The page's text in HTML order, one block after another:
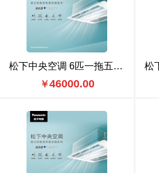
松下中央空调 6匹一拖五（CU-ME54BS6N） 豪华款
￥46000.00